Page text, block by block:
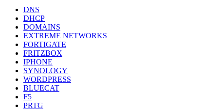
DNS
DHCP
DOMAINS
EXTREME NETWORKS
FORTIGATE
FRITZBOX
IPHONE
SYNOLOGY
WORDPRESS
BLUECAT
F5
PRTG